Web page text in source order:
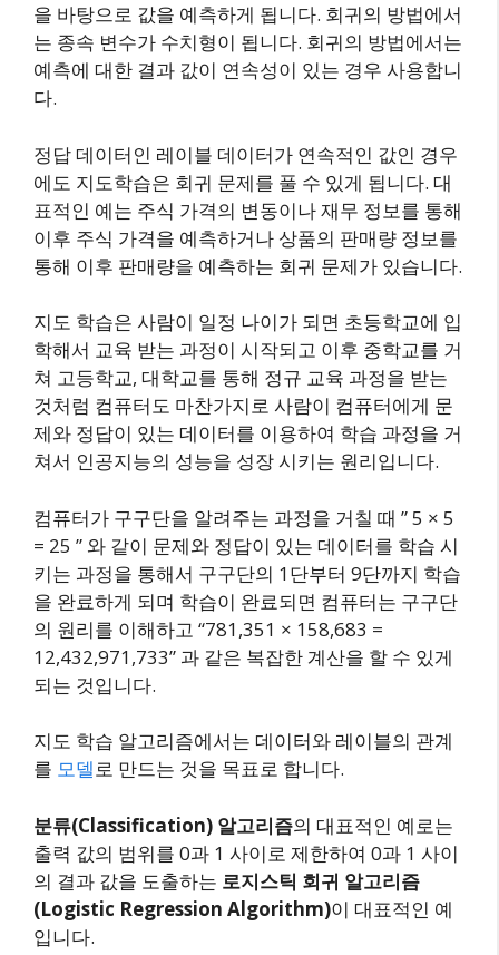
을 바탕으로 값을 예측하게 됩니다. 회귀의 방법에서
는 종속 변수가 수치형이 됩니다. 회귀의 방법에서는
예측에 대한 결과 값이 연속성이 있는 경우 사용합니
다.
정답 데이터인 레이블 데이터가 연속적인 값인 경우
에도 지도학습은 회귀 문제를 풀 수 있게 됩니다. 대
표적인 예는 주식 가격의 변동이나 재무 정보를 통해
이후 주식 가격을 예측하거나 상품의 판매량 정보를
통해 이후 판매량을 예측하는 회귀 문제가 있습니다.
지도 학습은 사람이 일정 나이가 되면 초등학교에 입
학해서 교육 받는 과정이 시작되고 이후 중학교를 거
쳐 고등학교, 대학교를 통해 정규 교육 과정을 받는
것처럼 컴퓨터도 마찬가지로 사람이 컴퓨터에게 문
제와 정답이 있는 데이터를 이용하여 학습 과정을 거
쳐서 인공지능의 성능을 성장 시키는 원리입니다.
컴퓨터가 구구단을 알려주는 과정을 거칠 때 ” 5 × 5
= 25 ” 와 같이 문제와 정답이 있는 데이터를 학습 시
키는 과정을 통해서 구구단의 1단부터 9단까지 학습
을 완료하게 되며 학습이 완료되면 컴퓨터는 구구단
의 원리를 이해하고 “781,351 × 158,683 =
12,432,971,733” 과 같은 복잡한 계산을 할 수 있게
되는 것입니다.
지도 학습 알고리즘에서는 데이터와 레이블의 관계
를 모델로 만드는 것을 목표로 합니다.
분류(Classification) 알고리즘의 대표적인 예로는
출력 값의 범위를 0과 1 사이로 제한하여 0과 1 사이
의 결과 값을 도출하는 로지스틱 회귀 알고리즘
(Logistic Regression Algorithm)이 대표적인 예
입니다.